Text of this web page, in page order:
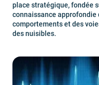
place stratégique, fondée
connaissance approfondie
comportements et des
des nuisibles.